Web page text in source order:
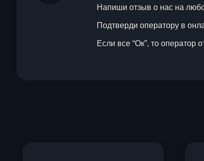
Напиши отзыв о нас на
Подтверди оператору в
Если все “Ок”, то оператор